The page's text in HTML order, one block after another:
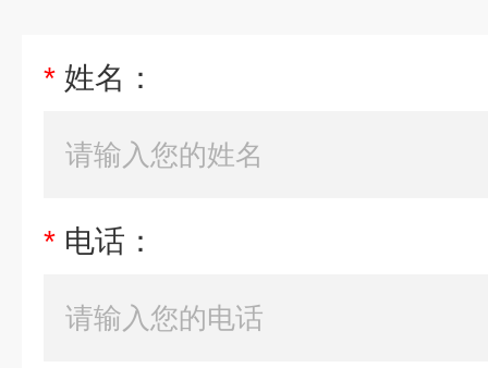
* 姓名：
* 电话：